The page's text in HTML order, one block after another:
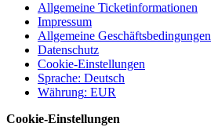
Allgemeine Ticketinformationen
Impressum
Allgemeine Geschäftsbedingungen
Datenschutz
Cookie-Einstellungen
Sprache: Deutsch
Währung: EUR
Cookie-Einstellungen